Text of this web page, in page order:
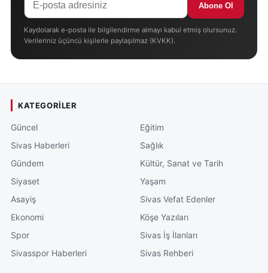
Abone Ol
Kaydolarak e-posta ile bilgilendirme almayı kabul etmiş olursunuz.
Verileriniz üçüncü kişilerle paylaşılmaz (KVKK).
KATEGORILER
Güncel
Sivas Haberleri
Gündem
Siyaset
Asayiş
Ekonomi
Spor
Sivasspor Haberleri
Eğitim
Sağlık
Kültür, Sanat ve Tarih
Yaşam
Sivas Vefat Edenler
Köşe Yazıları
Sivas İş İlanları
Sivas Rehberi